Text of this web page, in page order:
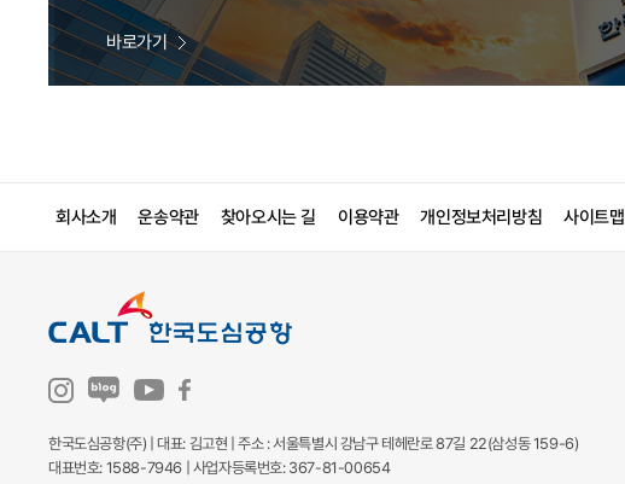
바로가기
회사소개 운송약관 찾아오시는 길 이용약관 개인정보처리방침 사이트맵
한국도심공항(주) | 대표: 김고현 | 주소 : 서울특별시 강남구 테헤란로 87길 22(삼성동 159-6)
대표번호: 1588-7946 | 사업자등록번호: 367-81-00654